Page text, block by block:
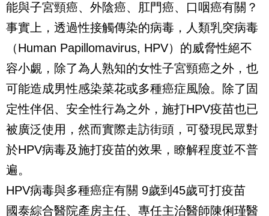
能與子宮頸癌、外陰癌、肛門癌、口咽癌有關？
事實上，透過性接觸傳染的病毒，人類乳突病毒
（Human Papillomavirus, HPV）的威脅性絕不
容小覷，除了為人熟知的女性子宮頸癌之外，也
可能造成男性感染菜花或多種癌症風險。除了固
定性伴侶、安全性行為之外，施打HPV疫苗也已
被廣泛使用，然而實際走訪街頭，可發現民眾對
於HPV病毒及施打疫苗的效果，瞭解程度並不普
遍。
HPV病毒與多種癌症有關 9歲到45歲可打疫苗
國泰綜合醫院產房主任、專任主治醫師陳俐瑾醫